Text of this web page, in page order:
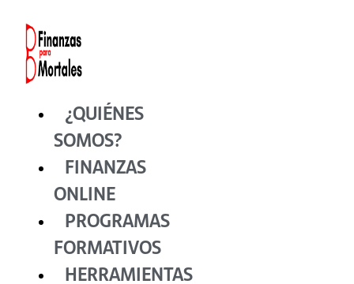
contenido
¿QUIÉNES
SOMOS?
FINANZAS
ONLINE
PROGRAMAS
FORMATIVOS
HERRAMIENTAS